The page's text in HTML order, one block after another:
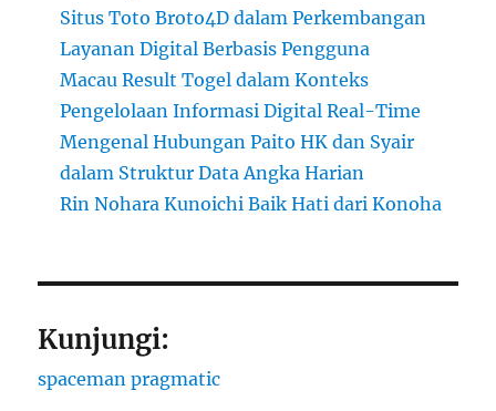
Situs Toto Broto4D dalam Perkembangan
Layanan Digital Berbasis Pengguna
Macau Result Togel dalam Konteks
Pengelolaan Informasi Digital Real-Time
Mengenal Hubungan Paito HK dan Syair
dalam Struktur Data Angka Harian
Rin Nohara Kunoichi Baik Hati dari Konoha
Kunjungi:
spaceman pragmatic